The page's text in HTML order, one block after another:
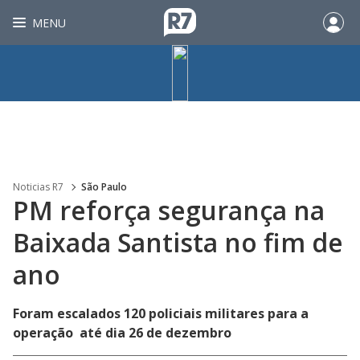
MENU
Noticias R7 São Paulo
PM reforça segurança na
Baixada Santista no fim de
ano
Foram escalados 120 policiais militares para a
operação até dia 26 de dezembro